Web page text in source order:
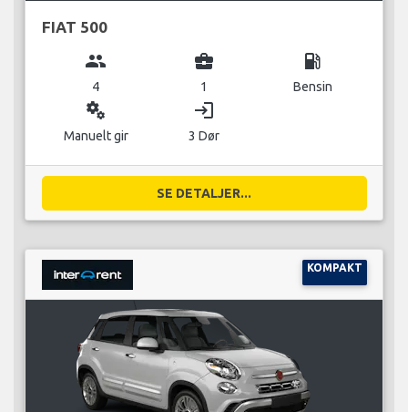
FIAT 500
group
4
business_center
1
local_gas_station
Bensin
miscellaneous_services
Manuelt gir
login
3 Dør
SE DETALJER...
KOMPAKT